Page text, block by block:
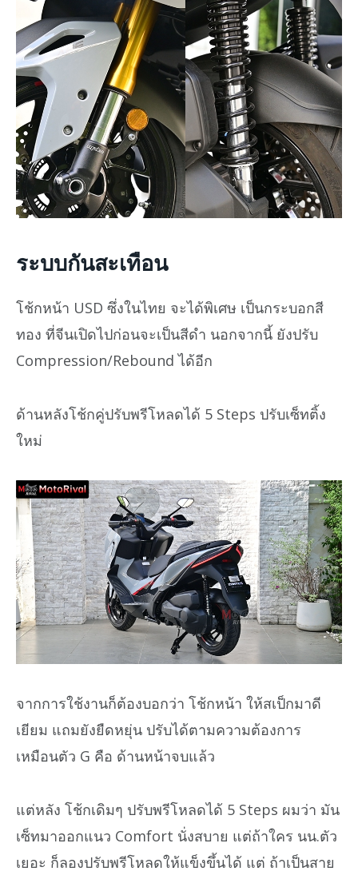
ระบบกันสะเทือน
โช้กหน้า USD ซึ่งในไทย จะได้พิเศษ เป็นกระบอกสี
ทอง ที่จีนเปิดไปก่อนจะเป็นสีดำ นอกจากนี้ ยังปรับ
Compression/Rebound ได้อีก
ด้านหลังโช้กคู่ปรับพรีโหลดได้ 5 Steps ปรับเซ็ทติ้ง
ใหม่
จากการใช้งานก็ต้องบอกว่า โช้กหน้า ให้สเป็กมาดี
เยียม แถมยังยืดหยุ่น ปรับได้ตามความต้องการ
เหมือนตัว G คือ ด้านหน้าจบแล้ว
แต่หลัง โช้กเดิมๆ ปรับพรีโหลดได้ 5 Steps ผมว่า มัน
เซ็ทมาออกแนว Comfort นั่งสบาย แต่ถ้าใคร นน.ตัว
เยอะ ก็ลองปรับพรีโหลดให้แข็งขึ้นได้ แต่ ถ้าเป็นสาย